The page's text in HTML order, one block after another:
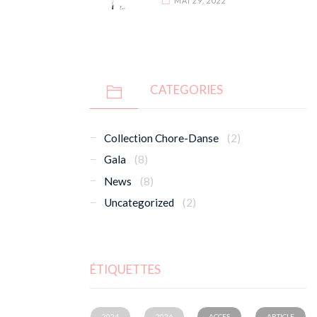
CATEGORIES
Collection Chore-Danse
(2)
Gala
(8)
News
(8)
Uncategorized
(2)
ÉTIQUETTES